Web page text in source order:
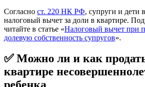
Согласно ст. 220 НК РФ, супруги и дети
налоговый вычет за доли в квартире.
читайте в статье «Налоговый вычет при
долевую собственность супругов».
✅ Можно ли и как
квартире